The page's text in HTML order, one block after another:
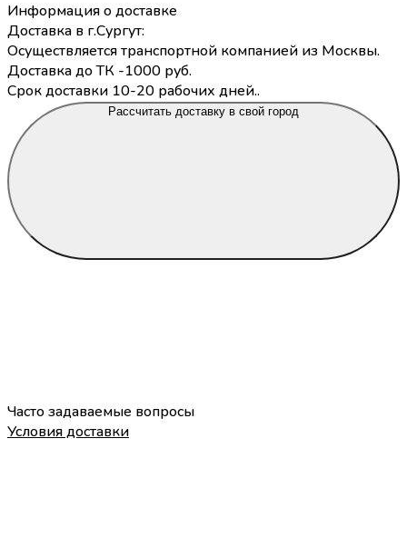
Информация о доставке
Доставка в г.Сургут:
Осуществляется транспортной компанией из Москвы.
Доставка до ТК -1000 руб.
Срок доставки 10-20 рабочих дней..
Рассчитать доставку в свой город
Часто задаваемые вопросы
Условия доставки